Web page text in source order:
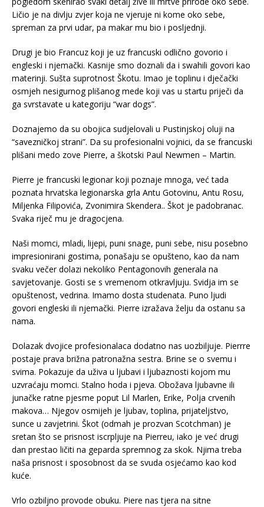
Ličio je na divlju zvjer koja ne vjeruje ni kome oko sebe,
spreman za prvi udar, pa makar mu bio i posljednji.
Drugi je bio Francuz koji je uz francuski odlično govorio i
engleski i njemački. Kasnije smo doznali da i swahili govori kao
materinji. Sušta suprotnost Škotu. Imao je toplinu i dječački
osmjeh nesigurnog plišanog mede koji vas u startu priječi da
ga svrstavate u kategoriju “war dogs”.
Doznajemo da su obojica sudjelovali u Pustinjskoj oluji na
“savezničkoj strani”. Da su profesionalni vojnici, da se francuski
plišani medo zove Pierre, a škotski Paul Newmen – Martin.
Pierre je francuski legionar koji poznaje mnoga, već tada
poznata hrvatska legionarska grla Antu Gotovinu, Antu Rosu,
Miljenka Filipovića, Zvonimira Skendera.. Škot je padobranac.
Svaka riječ mu je dragocjena.
Naši momci, mladi, lijepi, puni snage, puni sebe, nisu posebno
impresionirani gostima, ponašaju se opušteno, kao da nam
svaku večer dolazi nekoliko Pentagonovih generala na
savjetovanje. Gosti se s vremenom otkravljuju. Svidja im se
opuštenost, vedrina. Imamo dosta studenata. Puno ljudi
govori engleski ili njemački. Pierre izražava želju da ostanu sa
nama.
Dolazak dvojice profesionalaca dodatno nas uozbiljuje. Pierrre
postaje prava brižna patronažna sestra. Brine se o svemu i
svima. Pokazuje da uživa u ljubavi i ljubaznosti kojom mu
uzvraćaju momci. Stalno hoda i pjeva. Obožava ljubavne ili
junačke ratne pjesme poput Lil Marlen, Erike, Polja crvenih
makova… Njegov osmijeh je ljubav, toplina, prijateljstvo,
sunce u zavjetrini. Škot (odmah je prozvan Scotchman) je
sretan što se prisnost iscrpljuje na Pierreu, iako je već drugi
dan prestao ličiti na geparda spremnog za skok. Njima treba
naša prisnost i sposobnost da se svuda osjećamo kao kod
kuće.
Vrlo ozbiljno provode obuku. Piere nas tjera na sitne